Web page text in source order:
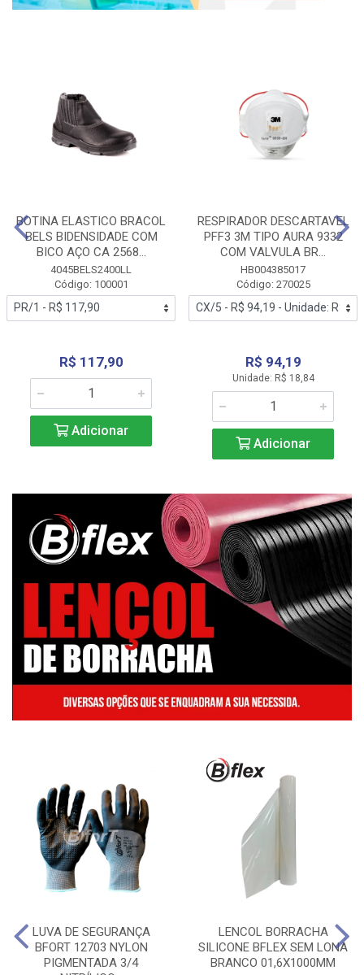
BOTINA ELASTICO BRACOL
BELS BIDENSIDADE COM
BICO AÇO CA 2568...
4045BELS2400LL
Código: 100001
R$ 117,90
Adicionar
RESPIRADOR DESCARTAVEL
PFF3 3M TIPO AURA 9332
COM VALVULA BR...
HB004385017
Código: 270025
R$ 94,19
Unidade: R$ 18,84
Adicionar
LUVA DE SEGURANÇA
BFORT 12703 NYLON
PIGMENTADA 3/4
LENCOL BORRACHA
SILICONE BFLEX SEM LONA
BRANCO 01,6X1000MM